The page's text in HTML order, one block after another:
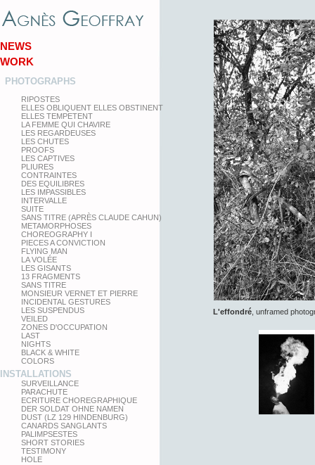
NEWS
WORK
PHOTOGRAPHS
RIPOSTES
ELLES OBLIQUENT ELLES OBSTINENT
ELLES TEMPETENT
LA FEMME QUI CHAVIRE
LES REGARDEUSES
LES CHUTES
PROOFS
LES CAPTIVES
PLIURES
CONTRAINTES
DES EQUILIBRES
LES IMPASSIBLES
INTERVALLE
SUITE
SANS TITRE (APRÈS CLAUDE CAHUN)
METAMORPHOSES
CHOREOGRAPHY I
PIECES A CONVICTION
FLYING MAN
LA VOLÉE
LES GISANTS
13 FRAGMENTS
SANS TITRE
MONSIEUR VERNET ET PIERRE
INCIDENTAL GESTURES
LES SUSPENDUS
VEILED
ZONES D'OCCUPATION
LAST
NIGHTS
BLACK & WHITE
COLORS
INSTALLATIONS
SURVEILLANCE
PARACHUTE
ECRITURE CHOREGRAPHIQUE
DER SOLDAT OHNE NAMEN
DUST (LZ 129 HINDENBURG)
CANARDS SANGLANTS
PALIMPSESTES
SHORT STORIES
TESTIMONY
HOLE
L'effondré, unframed